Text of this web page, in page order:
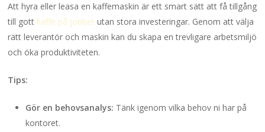
Att hyra eller leasa en kaffemaskin är ett smart sätt att få tillgång
till gott kaffe på jobbet utan stora investeringar. Genom att välja
rätt leverantör och maskin kan du skapa en trevligare arbetsmiljö
och öka produktiviteten.
Tips:
Gör en behovsanalys: Tänk igenom vilka behov ni har på
kontoret.